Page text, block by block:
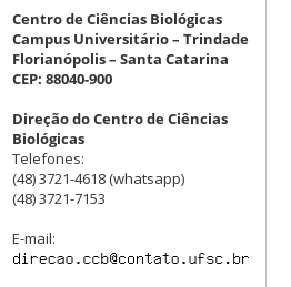
Centro de Ciências Biológicas
Campus Universitário – Trindade
Florianópolis – Santa Catarina
CEP: 88040-900
Direção do Centro de Ciências
Biológicas
Telefones:
(48) 3721-4618 (whatsapp)
(48) 3721-7153
E-mail: